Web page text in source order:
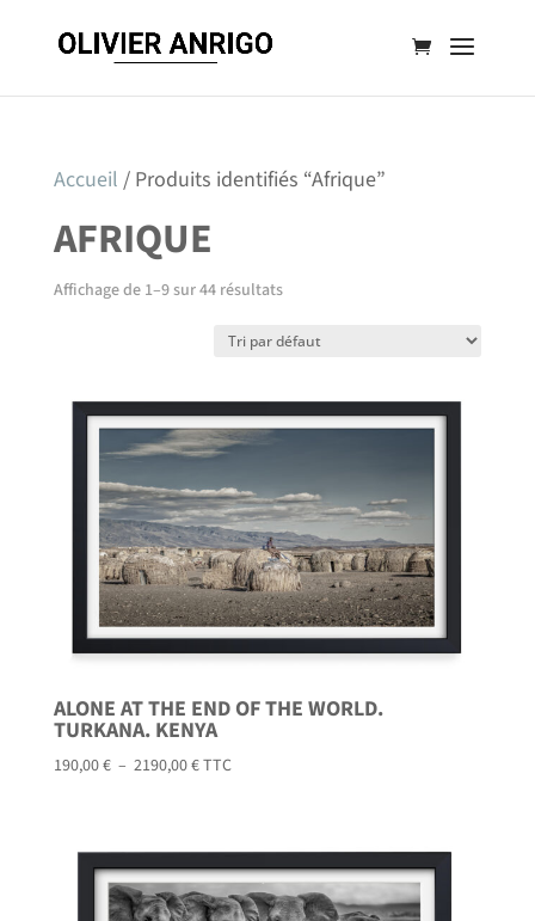
Accueil / Produits identifiés “Afrique”
AFRIQUE
Affichage de 1–9 sur 44 résultats
ALONE AT THE END OF THE WORLD.
TURKANA. KENYA
190,00€ – 2190,00€Plage
190,00 €
à
2190,00 €
TTC